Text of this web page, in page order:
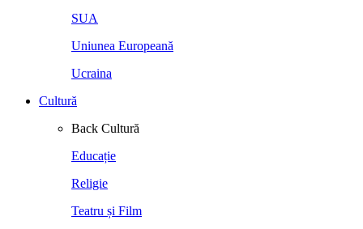
SUA
Uniunea Europeană
Ucraina
Cultură
Back Cultură
Educație
Religie
Teatru și Film